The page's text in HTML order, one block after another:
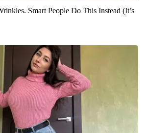
Smart People Do This Instead (It’s